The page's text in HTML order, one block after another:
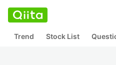
Trend Stock List